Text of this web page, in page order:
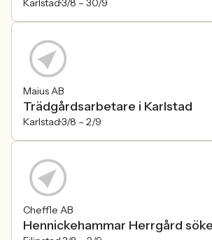
Karlstad3/8 – 30/9
Maius AB
Trädgårdsarbetare i Karlstad
Karlstad3/8 – 2/9
Cheffle AB
Hennickehammar Herrgård